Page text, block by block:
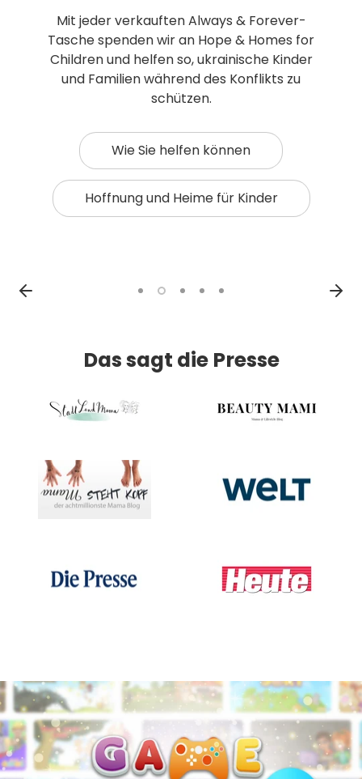
Weitere Informationen
Mit jeder verkauften Always & Forever-
Tasche spenden wir an Hope & Homes for
Children und helfen so, ukrainische Kinder
und Familien während des Konflikts zu
schützen.
Wie Sie helfen können
Hoffnung und Heime für Kinder
Unsere Tablets
Zubehör
Disney
GameStore Junior
Sicherheit zuerst
Das sagt die Presse